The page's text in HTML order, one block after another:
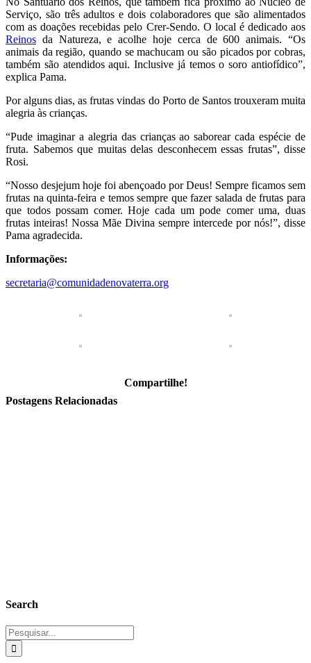
Serviço, são três adultos e dois colaboradores que são alimentados
com as doações recebidas pelo Crer-Sendo. O local é dedicado aos
Reinos da Natureza, e acolhe hoje cerca de 600 animais. “Os
animais da região, quando se machucam ou são picados por cobras,
também são atendidos aqui. Inclusive já temos o soro antiofídico”,
explica Pama.
Por alguns dias, as frutas vindas do Porto de Santos trouxeram muita
alegria às crianças.
“Pude imaginar a alegria das crianças ao saborear cada espécie de
fruta. Sabemos que muitas delas desconhecem essas frutas”, disse
Rosi.
“Nosso desjejum hoje foi abençoado por Deus! Sempre ficamos sem
frutas na quinta-feira e temos sempre que fazer salada de frutas para
que todos possam comer. Hoje cada um pode comer uma, duas
frutas inteiras! Nossa Mãe Divina sempre intercede por nós!”, disse
Pama agradecida.
Informações:
secretaria@comunidadenovaterra.org
Compartilhe!
Facebook
Twitter
LinkedIn
WhatsApp
E-
Postagens Relacionadas
Search
Buscar
resultados
para: